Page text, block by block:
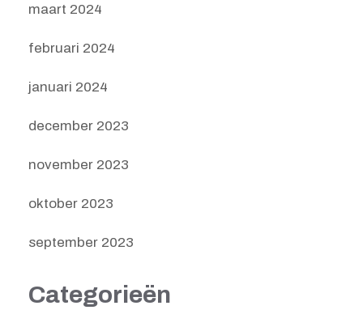
maart 2024
februari 2024
januari 2024
december 2023
november 2023
oktober 2023
september 2023
Categorieën